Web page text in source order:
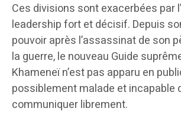
Ces divisions sont exacerbées par
leadership fort et décisif. Depuis
pouvoir après l’assassinat de son
la guerre, le nouveau Guide
Khameneï n’est pas apparu en
possiblement malade et incapable
communiquer librement.